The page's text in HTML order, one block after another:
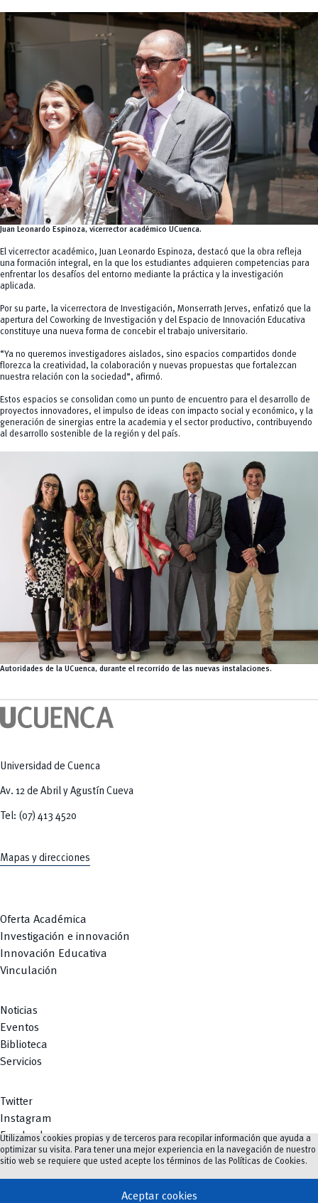
Juan Leonardo Espinoza, vicerrector académico UCuenca.
El vicerrector académico, Juan Leonardo Espinoza, destacó que la obra refleja
una formación integral, en la que los estudiantes adquieren competencias para
enfrentar los desafíos del entorno mediante la práctica y la investigación
aplicada.
Por su parte, la vicerrectora de Investigación, Monserrath Jerves, enfatizó que la
apertura del Coworking de Investigación y del Espacio de Innovación Educativa
constituye una nueva forma de concebir el trabajo universitario.
“Ya no queremos investigadores aislados, sino espacios compartidos donde
florezca la creatividad, la colaboración y nuevas propuestas que fortalezcan
nuestra relación con la sociedad”, afirmó.
Estos espacios se consolidan como un punto de encuentro para el desarrollo de
proyectos innovadores, el impulso de ideas con impacto social y económico, y la
generación de sinergias entre la academia y el sector productivo, contribuyendo
al desarrollo sostenible de la región y del país.
Autoridades de la UCuenca, durante el recorrido de las nuevas instalaciones.
Universidad de Cuenca
Av. 12 de Abril y Agustín Cueva
Tel: (07) 413 4520
Mapas y direcciones
Oferta Académica
Investigación e innovación
Innovación Educativa
Vinculación
Noticias
Eventos
Biblioteca
Servicios
Twitter
Instagram
Facebook
Youtube
Utilizamos cookies propias y de terceros para recopilar información que ayuda a
optimizar su visita. Para tener una mejor experiencia en la navegación de nuestro
sitio web se requiere que usted acepte los términos de las Políticas de Cookies.
Aceptar cookies